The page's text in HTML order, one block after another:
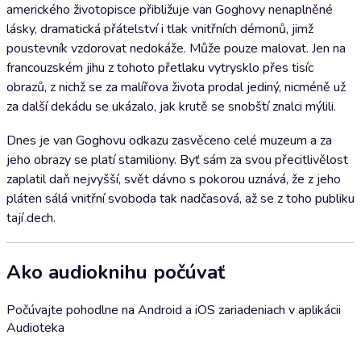
amerického životopisce přibližuje van Goghovy nenaplněné
lásky, dramatická přátelství i tlak vnitřních démonů, jimž
poustevník vzdorovat nedokáže. Může pouze malovat. Jen na
francouzském jihu z tohoto přetlaku vytrysklo přes tisíc
obrazů, z nichž se za malířova života prodal jediný, nicméně už
za další dekádu se ukázalo, jak krutě se snobští znalci mýlili.
Dnes je van Goghovu odkazu zasvěceno celé muzeum a za
jeho obrazy se platí stamiliony. Byť sám za svou přecitlivělost
zaplatil daň nejvyšší, svět dávno s pokorou uznává, že z jeho
pláten sálá vnitřní svoboda tak nadčasová, až se z toho publiku
tají dech.
Ako audioknihu počúvať
Počúvajte pohodlne na Android a iOS zariadeniach v aplikácii
Audioteka